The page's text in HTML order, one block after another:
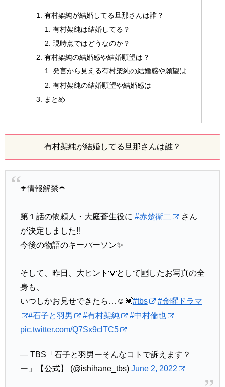
有村架純が結婚してる旦那さんは誰？
有村架純は結婚してる？
現時点ではどうなのか？
有村架純の結婚感や結婚願望は？
発言から見える有村架純の結婚感や願望は
有村架純の結婚願望や結婚感は
まとめ
有村架純が結婚してる旦那さんは誰？
☂️情報解禁☂️
第１話の依頼人・大庭蒼生役に #赤楚衛二
さん
が決定しました‼️
今後の物語のキーパーソン✨
そして、昨日、大ヒント💡として🆙したお写真の全
身も、
いつしかお見せできたら…☺️💓#tbs
#金曜ドラマ
#石子と羽男
#有村架純
#中村倫也
pic.twitter.com/Q7Sx9clTC5
— TBS「石子と羽男ーそんなコトで訴えます？
ー」【公式】 (@ishihane_tbs) June 2, 2022